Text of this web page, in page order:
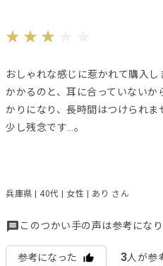
おしゃれな感じに惹かれて購入
かかるのと、耳に合っていない
かりになり、長時間はつけられま
少し残念です…。
兵庫県 | 40代 | 女性 | あり さん
このつかい手の声は参考にな
参考になった 3人が参